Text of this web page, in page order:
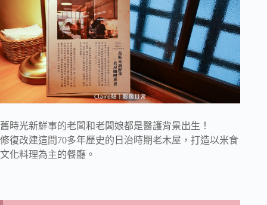
舊時光新鮮事的老闆和老闆娘都是醫護背景出生！
修復改建這間70多年歷史的日治時期老木屋，打造以米食
文化料理為主的餐廳。